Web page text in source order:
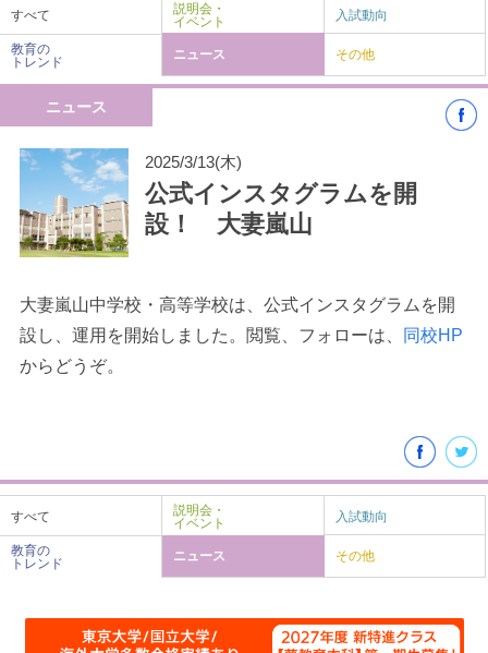
最近見た学校
学校閲覧履歴はありません
ブックマークした学校はありません
すべて
説明会・
イベント
入試動向
教育の
トレンド
ニュース その他
ニュース
2025/3/13(木)
公式インスタグラムを開
設！ 大妻嵐山
大妻嵐山中学校・高等学校は、公式インスタグラムを開
設し、運用を開始しました。閲覧、フォローは、
同校HP
からどうぞ。
すべて
説明会・
イベント
入試動向
教育の
トレンド
ニュース その他